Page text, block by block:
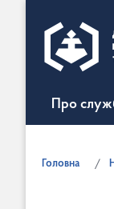
Про
Головна